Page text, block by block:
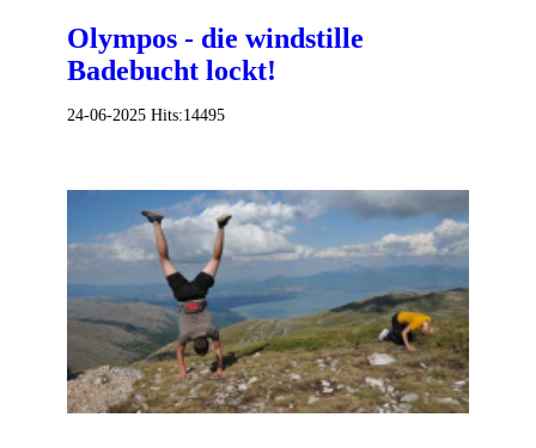
Olympos - die windstille
Badebucht lockt!
24-06-2025 Hits:14495